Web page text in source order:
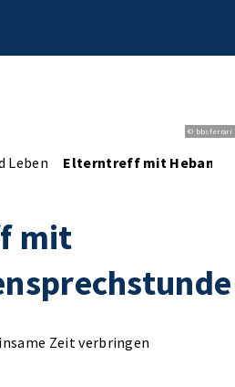
© bbsferrari
Leben Elterntreff mit
mit
Zeit verbringen